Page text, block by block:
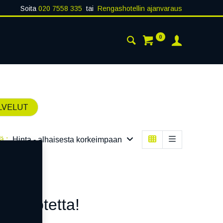
Soita 020 7558 335 tai Rengashotellin ajanvaraus
0
: Hinta - alhaisesta korkeimpaan
tuotetta!